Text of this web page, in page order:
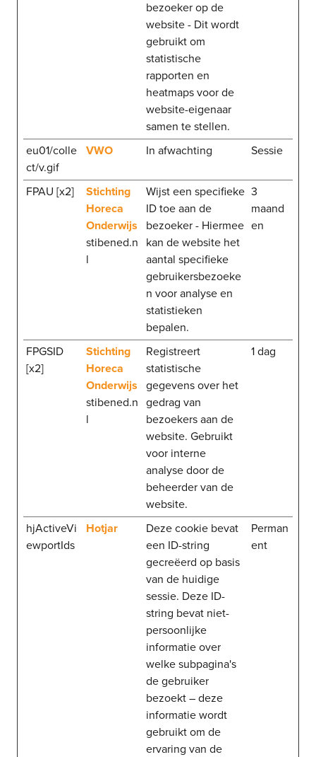
bezoeker op de
website - Dit wordt
gebruikt om
statistische
rapporten en
heatmaps voor de
website-eigenaar
samen te stellen.
eu01/colle
ct/v.gif
VWO In afwachting Sessie
FPAU [x2]
Stichting
Horeca
Onderwijs
stibened.n
l
Wijst een specifieke
ID toe aan de
bezoeker - Hiermee
kan de website het
aantal specifieke
gebruikersbezoeke
n voor analyse en
statistieken
bepalen.
3
maand
en
FPGSID
[x2]
Stichting
Horeca
Onderwijs
stibened.n
l
Registreert
statistische
gegevens over het
gedrag van
bezoekers aan de
website. Gebruikt
voor interne
analyse door de
beheerder van de
website.
1 dag
hjActiveVi
ewportIds
Hotjar
Deze cookie bevat
een ID-string
gecreëerd op basis
van de huidige
sessie. Deze ID-
string bevat niet-
persoonlijke
informatie over
welke subpagina's
de gebruiker
bezoekt – deze
informatie wordt
gebruikt om de
ervaring van de
Perman
ent